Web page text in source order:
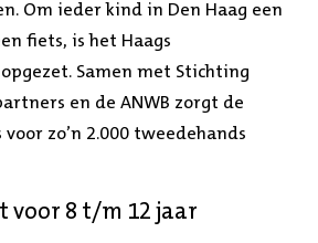
Om ieder kind in Den Haag een
fiets, is het Haags
Samen met Stichting
en de ANWB zorgt de
zo’n 2.000 tweedehands
voor 8 t/m 12 jaar